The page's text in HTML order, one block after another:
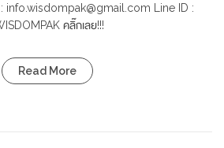
info.wisdompak@gmail.com Line ID :
คลิ๊กเลย!!!
Read More